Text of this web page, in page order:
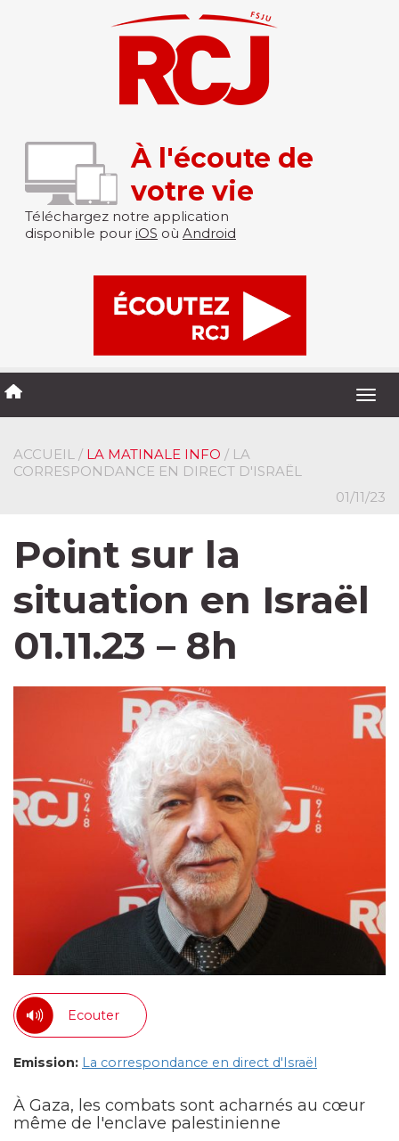
À l'écoute de
votre vie
Téléchargez notre application
disponible pour iOS où Android
ACCUEIL / LA MATINALE INFO / LA
CORRESPONDANCE EN DIRECT D'ISRAËL
01/11/23
Point sur la
situation en Israël
01.11.23 – 8h
Ecouter
Emission: La correspondance en direct d'Israël
À Gaza, les combats sont acharnés au cœur
même de l'enclave palestinienne